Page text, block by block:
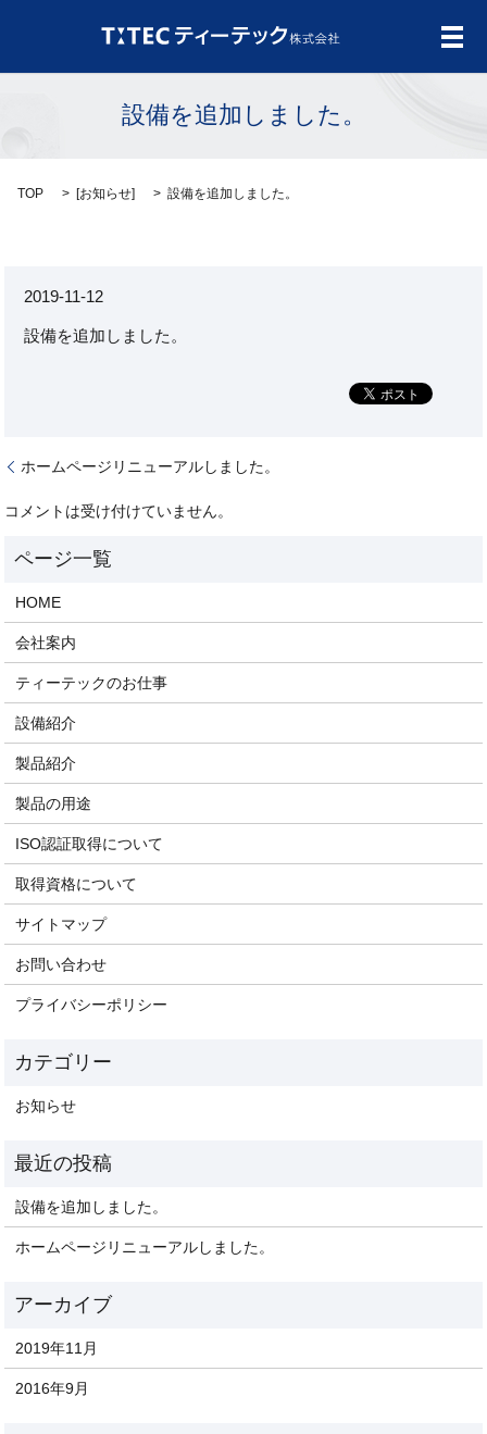
メ
設備を追加しました。
TOP [お知らせ] 設備を追加しました。
2019-11-12
設備を追加しました。
ホームページリニューアルしました。
コメントは受け付けていません。
HOME
会社案内
ティーテックのお仕事
設備紹介
製品紹介
製品の用途
ISO認証取得について
取得資格について
サイトマップ
お問い合わせ
プライバシーポリシー
お知らせ
設備を追加しました。
ホームページリニューアルしました。
2019年11月
2016年9月